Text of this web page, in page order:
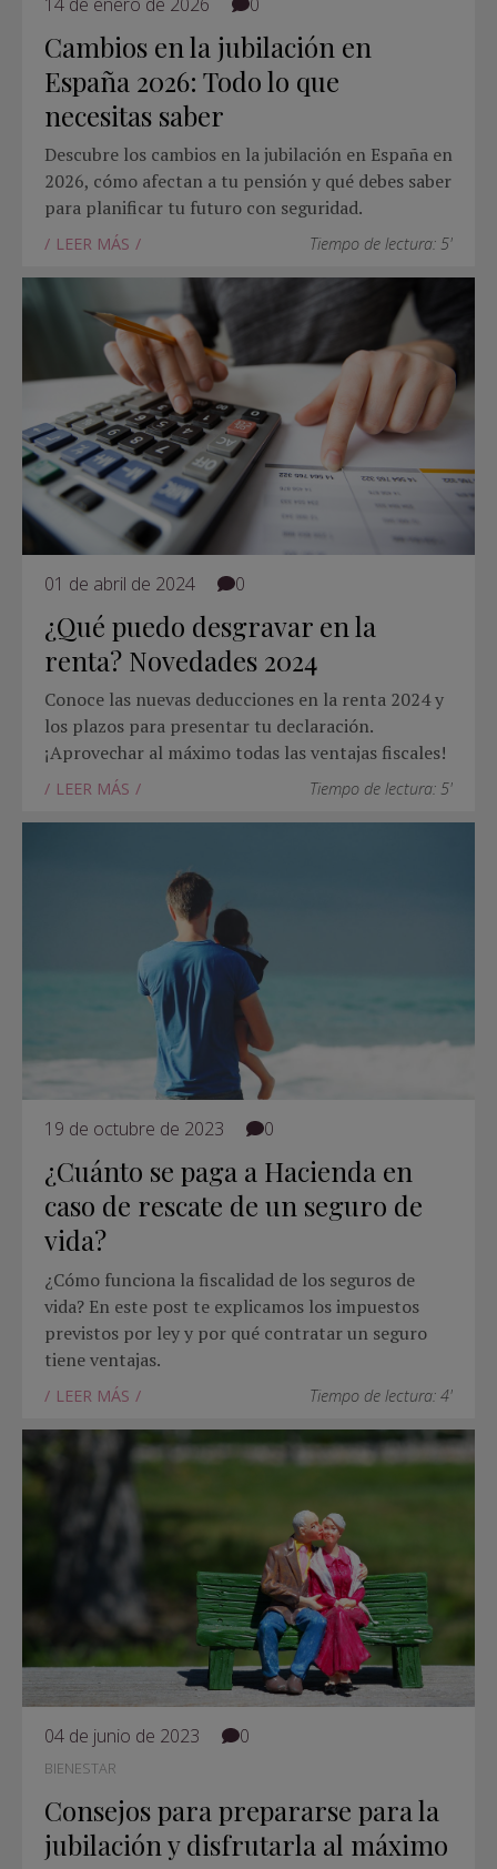
Cambios en la jubilación en
España 2026: Todo lo que
necesitas saber
Descubre los cambios en la jubilación en España en
2026, cómo afectan a tu pensión y qué debes saber
para planificar tu futuro con seguridad.
LEER MÁS Tiempo de lectura: 5'
01 de abril de 2024 0
¿Qué puedo desgravar en la
renta? Novedades 2024
Conoce las nuevas deducciones en la renta 2024 y
los plazos para presentar tu declaración.
¡Aprovechar al máximo todas las ventajas fiscales!
LEER MÁS Tiempo de lectura: 5'
19 de octubre de 2023 0
¿Cuánto se paga a Hacienda en
caso de rescate de un seguro de
vida?
¿Cómo funciona la fiscalidad de los seguros de
vida? En este post te explicamos los impuestos
previstos por ley y por qué contratar un seguro
tiene ventajas.
LEER MÁS Tiempo de lectura: 4'
04 de junio de 2023 0
BIENESTAR
Consejos para prepararse para la
jubilación y disfrutarla al máximo